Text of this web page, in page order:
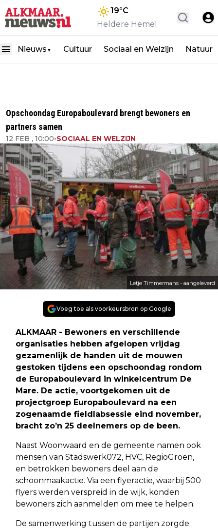
19°C
Heldere Hemel
Nieuws ▼ Cultuur Sociaal en Welzijn Natuur
Opschoondag Europaboulevard brengt bewoners en
partners samen
12 FEB , 10:00•SOCIAAL EN WELZIJN
Letje Timmermans - aangeleverd
Voeg toe als voorkeursbron op Google
ALKMAAR - Bewoners en verschillende
organisaties hebben afgelopen vrijdag
gezamenlijk de handen uit de mouwen
gestoken tijdens een opschoondag rondom
de Europaboulevard in winkelcentrum De
Mare. De actie, voortgekomen uit de
projectgroep Europaboulevard na een
zogenaamde fieldlabsessie eind november,
bracht zo’n 25 deelnemers op de been.
Naast Woonwaard en de gemeente namen ook
mensen van Stadswerk072, HVC, RegioGroen,
en betrokken bewoners deel aan de
schoonmaakactie. Via een flyeractie, waarbij 500
flyers werden verspreid in de wijk, konden
bewoners zich aanmelden om mee te helpen.
De samenwerking tussen de partijen zorgde